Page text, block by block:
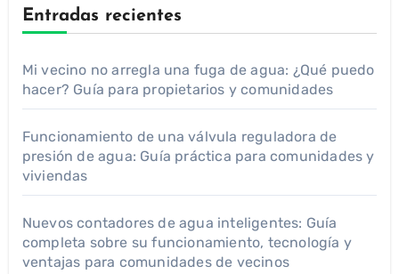
Entradas recientes
Mi vecino no arregla una fuga de agua: ¿Qué puedo
hacer? Guía para propietarios y comunidades
Funcionamiento de una válvula reguladora de
presión de agua: Guía práctica para comunidades y
viviendas
Nuevos contadores de agua inteligentes: Guía
completa sobre su funcionamiento, tecnología y
ventajas para comunidades de vecinos